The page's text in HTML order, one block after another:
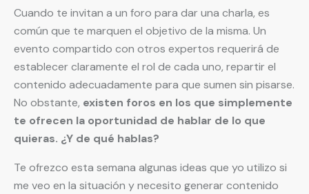
Cuando te invitan a un foro para dar una charla, es
común que te marquen el objetivo de la misma. Un
evento compartido con otros expertos requerirá de
establecer claramente el rol de cada uno, repartir el
contenido adecuadamente para que sumen sin pisarse.
No obstante, existen foros en los que simplemente
te ofrecen la oportunidad de hablar de lo que
quieras. ¿Y de qué hablas?
Te ofrezco esta semana algunas ideas que yo utilizo si
me veo en la situación y necesito generar contenido